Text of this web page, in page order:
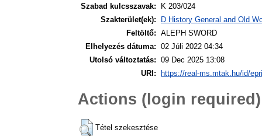
Szabad kulcsszavak:
K 203/024
Szakterület(ek):
D History General and Old
Feltöltő: ALEPH SWORD
Elhelyezés dátuma: 02 Júli 2022 04:34
Utolsó változtatás: 09 Dec 2025 13:08
URI:
https://real-ms.mtak.hu/id/
Actions (login required)
Tétel szekesztése